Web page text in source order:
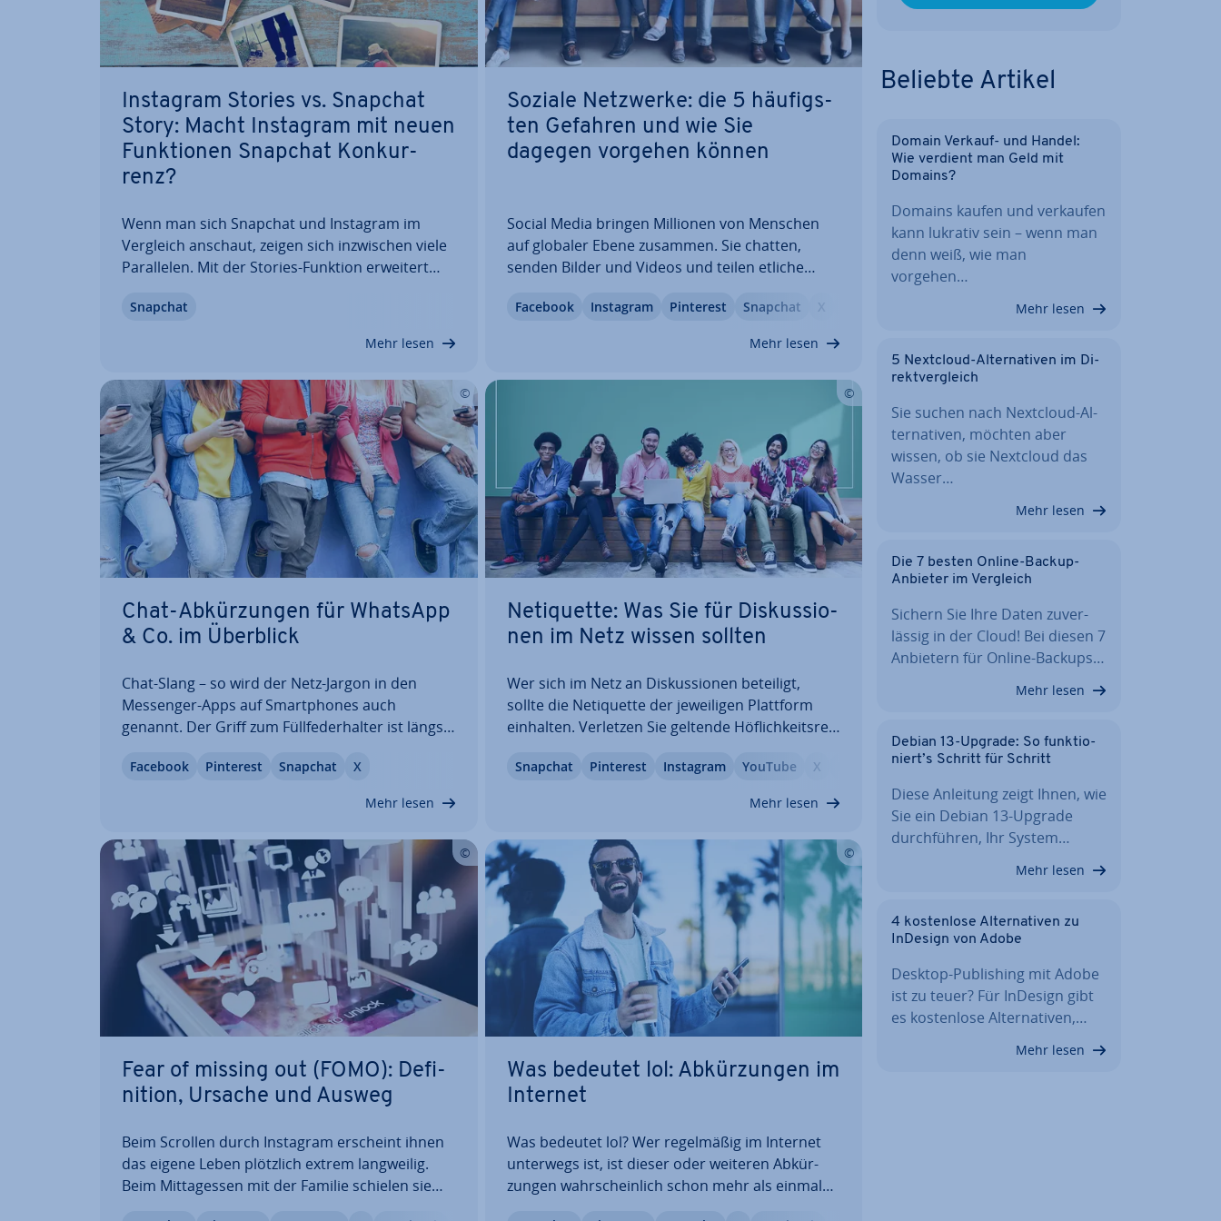
Instagram Stories vs. Snapchat
Story: Macht Instagram mit neuen
Funk­tio­nen Snapchat Kon­kur­
renz?
Wenn man sich Snapchat und Instagram im
Vergleich anschaut, zeigen sich in­zwi­schen viele
Par­al­le­len. Mit der Stories-Funktion erweitert
Facette und bietet den Nutzern damit einen Klon
Snapchat
Mehr lesen
Soziale Netzwerke: die 5 häu­figs­
ten Gefahren und wie Sie
dagegen vorgehen können
Social Media bringen Millionen von Menschen
auf globaler Ebene zusammen. Sie chatten,
senden Bilder und Videos und teilen etliche
gern, um ihre Reich­wei­te zu ver­grö­ßern. Doch je
Facebook Instagram Pinterest Snapchat X
Mehr lesen
Chat-Ab­kür­zun­gen für WhatsApp
& Co. im Überblick
Chat-Slang – so wird der Netz-Jargon in den
Messenger-Apps auf Smart­phones auch
genannt. Der Griff zum Füll­fe­der­hal­ter ist längst
Ent­wick­lung einer (fast) eigenen Sprache aus
Facebook Pinterest Snapchat X
Mehr lesen
Ne­ti­quet­te: Was Sie für Dis­kus­sio­
nen im Netz wissen sollten
Wer sich im Netz an Dis­kus­sio­nen beteiligt,
sollte die Ne­ti­quet­te der je­wei­li­gen Plattform
einhalten. Verletzen Sie geltende Höf­lich­keits­re­
Beiträge könnten auch gelöscht und Sie viel­
Snapchat Pinterest Instagram YouTube X Facebook
Mehr lesen
Fear of missing out (FOMO): De­fi­
ni­ti­on, Ursache und Ausweg
Beim Scrollen durch Instagram erscheint ihnen
das eigene Leben plötzlich extrem lang­wei­lig.
Beim Mit­tag­essen mit der Familie schielen sie
Was bedeutet lol: Ab­kür­zun­gen im
Internet
Was bedeutet lol? Wer re­gel­mä­ßig im Internet
unterwegs ist, ist dieser oder weiteren Ab­kür­
zun­gen wahr­schein­lich schon mehr als einmal
Beliebte Artikel
Domain Verkauf- und Handel:
Wie verdient man Geld mit
Domains?
Domains kaufen und verkaufen
kann lukrativ sein – wenn man
denn weiß, wie man
vorgehen…
Mehr lesen
5 Nextcloud-Al­ter­na­ti­ven im Di­
rekt­ver­gleich
Sie suchen nach Nextcloud-Al­
ter­na­ti­ven, möchten aber
wissen, ob sie Nextcloud das
Wasser…
Mehr lesen
Die 7 besten Online-Backup-
Anbieter im Vergleich
Sichern Sie Ihre Daten zu­ver­
läs­sig in der Cloud! Bei diesen 7
Anbietern für Online-Backups…
Mehr lesen
Debian 13-Upgrade: So funk­tio­
niert’s Schritt für Schritt
Diese Anleitung zeigt Ihnen, wie
Sie ein Debian 13-Upgrade
durch­füh­ren, Ihr System…
Mehr lesen
4 kos­ten­lo­se Al­ter­na­ti­ven zu
InDesign von Adobe
Desktop-Pu­bli­shing mit Adobe
ist zu teuer? Für InDesign gibt
es kos­ten­lo­se Al­ter­na­ti­ven,…
Mehr lesen